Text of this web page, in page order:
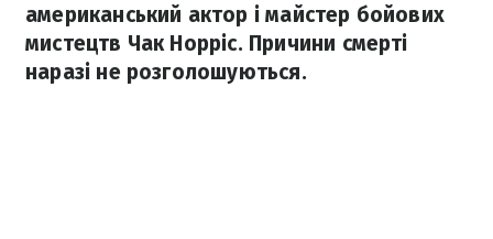
американський актор і майстер бойових
мистецтв Чак Норріс. Причини смерті
наразі не розголошуються.